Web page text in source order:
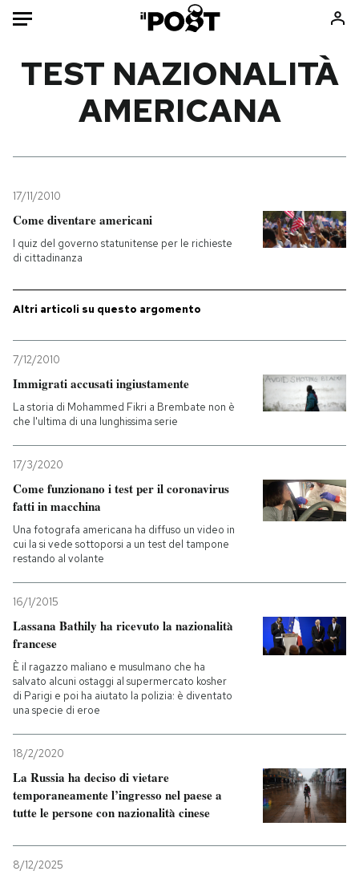
Mondo
Tecnologia
Internet
Scienza
Libri
Ok Boomer!
Media
PODCAST
NEWSLETTER
I MIEI PREFERITI
SHOP
CALENDARIO
Entra
TEST NAZIONALITÀ
AMERICANA
17/11/2010
Come diventare americani
I quiz del governo statunitense per le richieste
di cittadinanza
Altri articoli su questo argomento
7/12/2010
Immigrati accusati ingiustamente
La storia di Mohammed Fikri a Brembate non è
che l'ultima di una lunghissima serie
17/3/2020
Come funzionano i test per il coronavirus
fatti in macchina
Una fotografa americana ha diffuso un video in
cui la si vede sottoporsi a un test del tampone
restando al volante
16/1/2015
Lassana Bathily ha ricevuto la nazionalità
francese
È il ragazzo maliano e musulmano che ha
salvato alcuni ostaggi al supermercato kosher
di Parigi e poi ha aiutato la polizia: è diventato
una specie di eroe
18/2/2020
La Russia ha deciso di vietare
temporaneamente l’ingresso nel paese a
tutte le persone con nazionalità cinese
8/12/2025